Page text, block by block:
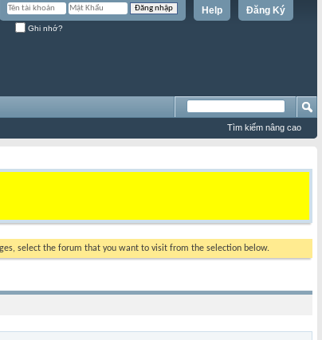
Đăng Ký
Help
Ghi nhớ?
Tìm kiếm nâng cao
select the forum that you want to visit from the selection below.